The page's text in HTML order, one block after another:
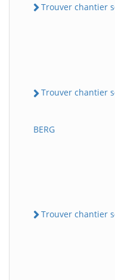
Trouver chantier
Trouver chantier
BERG
Trouver chantier